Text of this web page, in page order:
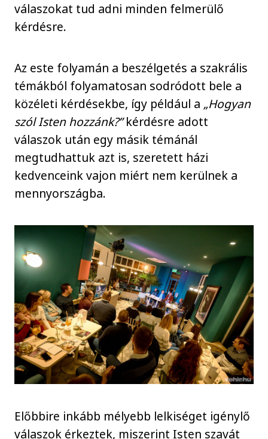
válaszokat tud adni minden felmerülő
kérdésre.
Az este folyamán a beszélgetés a szakrális
témákból folyamatosan sodródott bele a
közéleti kérdésekbe, így például a „Hogyan
szól Isten hozzánk?”kérdésre adott
válaszok után egy másik témánál
megtudhattuk azt is, szeretett házi
kedvenceink vajon miért nem kerülnek a
mennyországba.
Előbbire inkább mélyebb lelkiséget igénylő
válaszok érkeztek, miszerint Isten szavát